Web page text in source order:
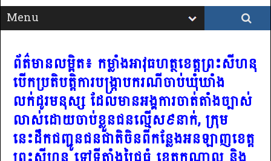
ព័ត៌មានលម្អិត៖ កម្លាំងអាវុធហត្ថខេត្តព្រះសីហនុ
បើកប្រតិបត្តិការបង្ក្រាបករណីចាប់ឃុំឃាំង
លក់ដូរមនុស្ស ដែលមានអង្គការចាត់តាំងច្បាស់
លាស់ដោយចាប់ខ្លួនជនល្មើស៩នាក់, ក្រុម
នេះដឹកជញ្ជូនជនជាតិចិនពីកន្លែងអនឡាញខេត្ត